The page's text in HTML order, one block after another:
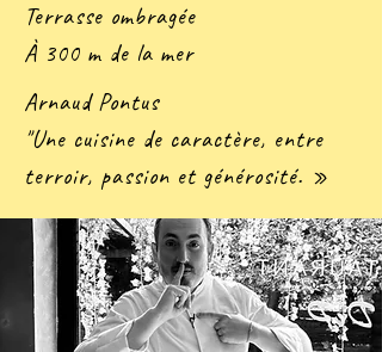
Terrasse ombragée
À 300 m de la mer
Arnaud Pontus
"Une cuisine de caractère, entre
terroir, passion et générosité. »